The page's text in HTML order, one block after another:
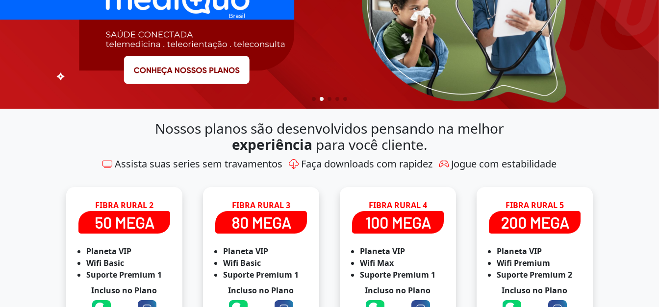
Nossos planos são desenvolvidos pensando na melhor
experiência para você cliente.
Assista suas series sem travamentos Faça downloads com rapidez Jogue com estabilidade
FIBRA RURAL 2
50 MEGA
Planeta VIP
Wifi Basic
Suporte Premium 1
Incluso no Plano
FIBRA RURAL 3
80 MEGA
Planeta VIP
Wifi Basic
Suporte Premium 1
Incluso no Plano
FIBRA RURAL 4
100 MEGA
Planeta VIP
Wifi Max
Suporte Premium 1
Incluso no Plano
FIBRA RURAL 5
200 MEGA
Planeta VIP
Wifi Premium
Suporte Premium 2
Incluso no Plano